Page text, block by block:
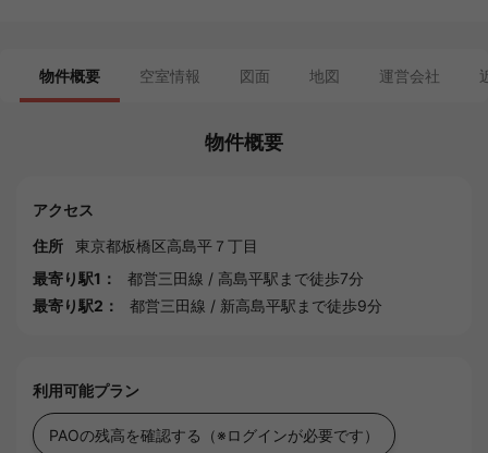
物件概要 空室情報 図面 地図 運営会社
物件概要
アクセス
住所
東京都板橋区高島平７丁目
最寄り駅1：
都営三田線 / 高島平駅 まで徒歩7分
最寄り駅2：
都営三田線 / 新高島平駅 まで徒歩9分
利用可能プラン
PAOの残高を確認する （※ログインが必要です）